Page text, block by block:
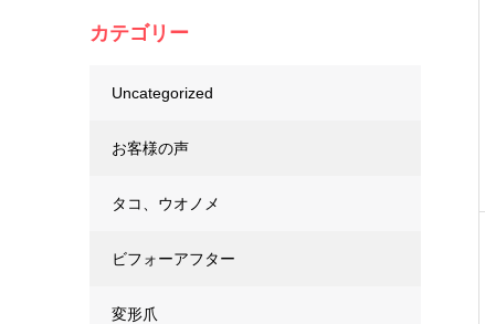
カテゴリー
Uncategorized
お客様の声
タコ、ウオノメ
ビフォーアフター
変形爪